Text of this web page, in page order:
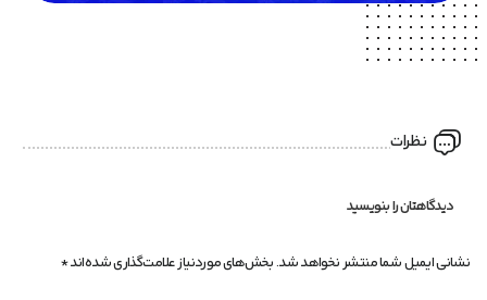
نظرات
دیدگاهتان را بنویسید
نشانی ایمیل شما منتشر نخواهد شد.بخش‌های موردنیاز علامت‌گذاری شده‌اند*